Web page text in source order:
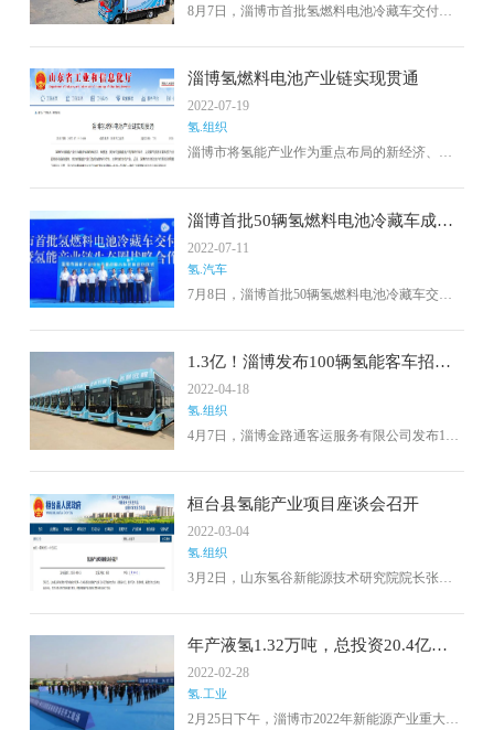
8月7日，淄博市首批氢燃料电池冷藏车交付仪
东优鲜送食品科技有限公司。与燃油货车相
比，这些氢燃料电池冷藏车不仅绿色环保，而
且具有续航里程长、可超低温工作的特点。下
一步，充分发挥我县制氢、加氢、氢能应用方
面的基础优势，加快新能源产业的发展。
淄博氢燃料电池产业链实现贯通
2022-07-19
氢.组织
淄博市将氢能产业作为重点布局的新经济、新
氢气资源丰富和质子交换膜核心优势，着眼延
链补链稳链强链，努力把氢能产业打造成为具
有引领性、主导性的地标产业。近日，淄博市
本地化生产的首批50辆氢燃料电池冷藏车正式
下线投入运营，这也标志着淄博市自主可控
的"燃料电池膜一电堆一发动机一整车"的氢燃料
淄博首批50辆氢燃料电池冷藏车成功
运营，全部使用东岳质子膜
2022-07-11
氢.汽车
7月8日，淄博首批50辆氢燃料电池冷藏车交付
约仪式在淄博会展中心举行。本次交付的50辆
4.5吨淄博舜泰汽车有限公司生产制造的氢燃料
电池冷藏车，搭载亿华通81kW燃料电池发动机
系统，均采用东岳未来氢能公司的质子交换
膜。东岳未来氢能公司作为这些车辆核心材料
质子交换膜的供应商，参与了此次活动。
1.3亿！淄博发布100辆氢能客车招标
公告
2022-04-18
氢.组织
4月7日，淄博金路通客运服务有限公司发布10.5
为国有资金13000万元。
桓台县氢能产业项目座谈会召开
2022-03-04
氢.组织
3月2日，山东氢谷新能源技术研究院院长张真
流会。桓台县委副书记、县长范伟、县委常
委、副县长陈之远出席了会议。张真一行表
示，通过本次座谈会交流，全面了解桓台氢能
产业的基本情况、发展现状和未来规划。
年产液氢1.32万吨，总投资20.4亿！
齐鲁氢能一体化及储氢装备制造项目
正式启动
2022-02-28
氢.工业
2月25日下午，淄博市2022年新能源产业重大项